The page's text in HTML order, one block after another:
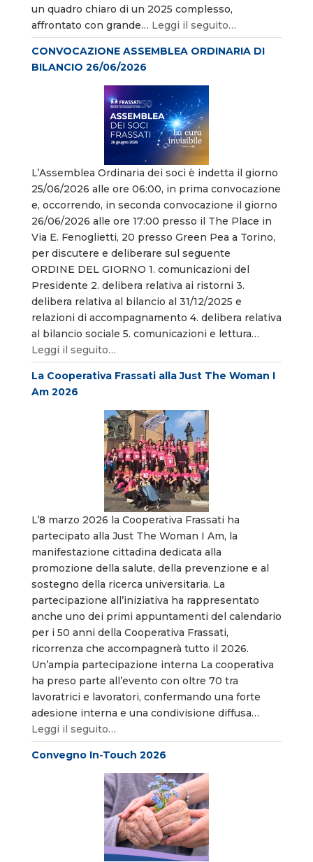
un quadro chiaro di un 2025 complesso,
affrontato con grande… Leggi il seguito…
CONVOCAZIONE ASSEMBLEA ORDINARIA DI
BILANCIO 26/06/2026
L’Assemblea Ordinaria dei soci è indetta il giorno
25/06/2026 alle ore 06:00, in prima convocazione
e, occorrendo, in seconda convocazione il giorno
26/06/2026 alle ore 17:00 presso il The Place in
Via E. Fenoglietti, 20 presso Green Pea a Torino,
per discutere e deliberare sul seguente
ORDINE DEL GIORNO 1. comunicazioni del
Presidente 2. delibera relativa ai ristorni 3.
delibera relativa al bilancio al 31/12/2025 e
relazioni di accompagnamento 4. delibera relativa
al bilancio sociale 5. comunicazioni e lettura…
Leggi il seguito…
La Cooperativa Frassati alla Just The Woman I
Am 2026
L’8 marzo 2026 la Cooperativa Frassati ha
partecipato alla Just The Woman I Am, la
manifestazione cittadina dedicata alla
promozione della salute, della prevenzione e al
sostegno della ricerca universitaria. La
partecipazione all’iniziativa ha rappresentato
anche uno dei primi appuntamenti del calendario
per i 50 anni della Cooperativa Frassati,
ricorrenza che accompagnerà tutto il 2026.
Un’ampia partecipazione interna La cooperativa
ha preso parte all’evento con oltre 70 tra
lavoratrici e lavoratori, confermando una forte
adesione interna e una condivisione diffusa…
Leggi il seguito…
Convegno In-Touch 2026